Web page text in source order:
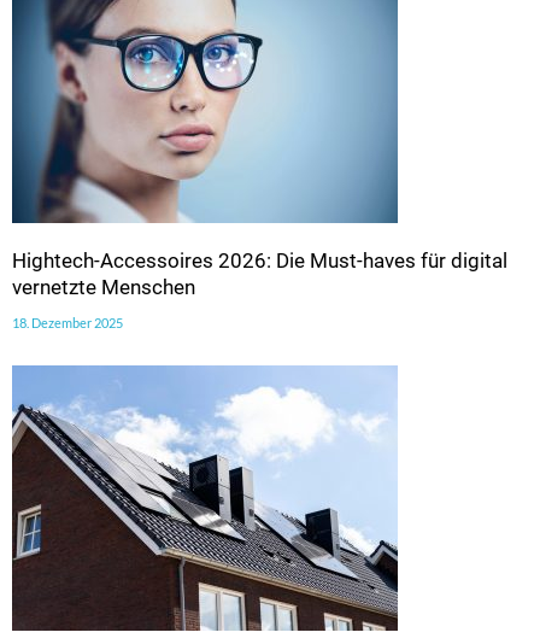
Hightech-Accessoires 2026: Die Must-haves für digital
vernetzte Menschen
18. Dezember 2025